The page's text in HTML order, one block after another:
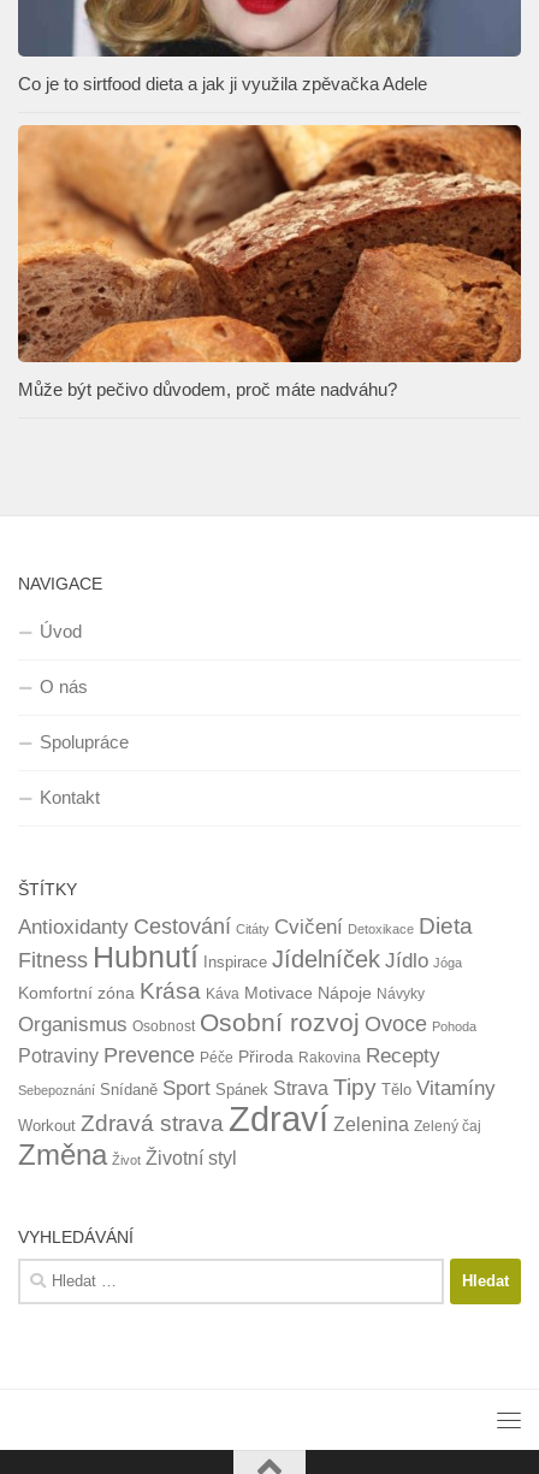
Co je to sirtfood dieta a jak ji využila zpěvačka Adele
Může být pečivo důvodem, proč máte nadváhu?
NAVIGACE
Úvod
O nás
Spolupráce
Kontakt
ŠTÍTKY
Antioxidanty Cestování Citáty Cvičení Detoxikace Dieta
Fitness Hubnutí Inspirace Jídelníček Jídlo Jóga
Komfortní zóna Krása Káva Motivace Nápoje Návyky
Organismus Osobnost Osobní rozvoj Ovoce Pohoda
Potraviny Prevence Péče Přiroda Rakovina Recepty
Sebepoznání Snídaně Sport Spánek Strava Tipy Tělo Vitamíny
Workout Zdravá strava Zdraví Zelenina Zelený čaj
Změna Život Životní styl
VYHLEDÁVÁNÍ
Vyhledávání